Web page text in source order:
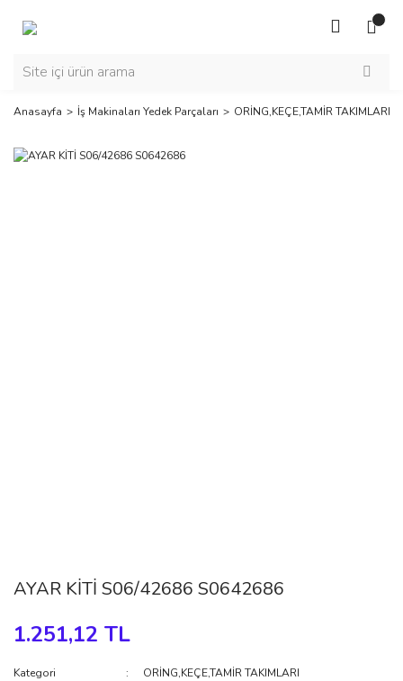
Anasayfa İş Makinaları Yedek Parçaları ORİNG,KEÇE,TAMİR TAKIMLARI
AYAR KİTİ S06/42686 S0642686
1.251,12 TL
Kategori
ORİNG,KEÇE,TAMİR TAKIMLARI